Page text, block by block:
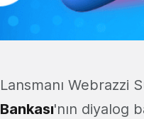
Lansmanı Webrazzi
Bankası'nın diyalog